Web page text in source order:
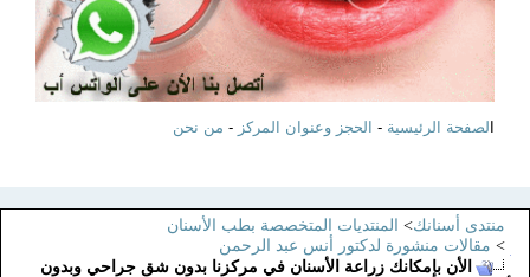
لصفحة الرئيسية-الحجز وعنوان المركز-من نحن
منتدى أسنانك>المنتديات المتخصصة بطب الأسنان
>مقالات منشورة لدكتور أنس عبد الرحمن
الأن بإمكانك زراعة الأسنان في مركزنا بدون شق جراحي وبدون